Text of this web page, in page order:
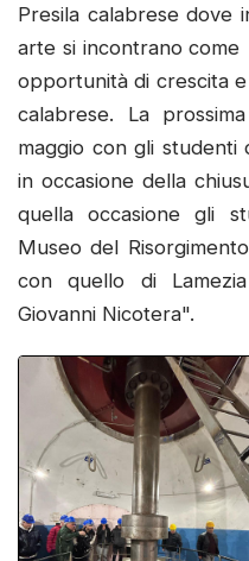
Presila calabrese dove
arte si incontrano
opportunità di crescita
calabrese. La
maggio con gli studenti
in occasione della
quella occasione gli
Museo del
con quello di
Giovanni Nicotera".